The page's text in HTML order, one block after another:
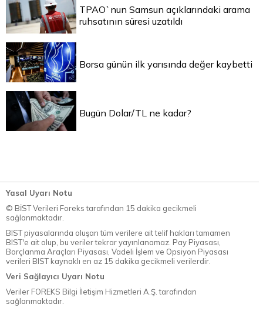
TPAO`nun Samsun açıklarındaki arama
ruhsatının süresi uzatıldı
Borsa günün ilk yarısında değer kaybetti
Bugün Dolar/TL ne kadar?
Yasal Uyarı Notu
© BİST Verileri Foreks tarafından 15 dakika gecikmeli
sağlanmaktadır.
BIST piyasalarında oluşan tüm verilere ait telif hakları tamamen
BIST'e ait olup, bu veriler tekrar yayınlanamaz. Pay Piyasası,
Borçlanma Araçları Piyasası, Vadeli İşlem ve Opsiyon Piyasası
verileri BIST kaynaklı en az 15 dakika gecikmeli verilerdir.
Veri Sağlayıcı Uyarı Notu
Veriler FOREKS Bilgi İletişim Hizmetleri A.Ş. tarafından
sağlanmaktadır.